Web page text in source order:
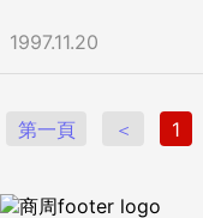
1997.11.20
第一頁 ＜ 1